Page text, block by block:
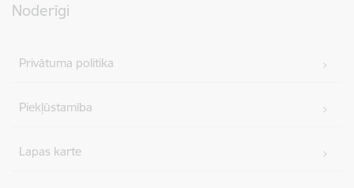
Noderīgi
Privātuma politika
Piekļūstamība
Lapas karte